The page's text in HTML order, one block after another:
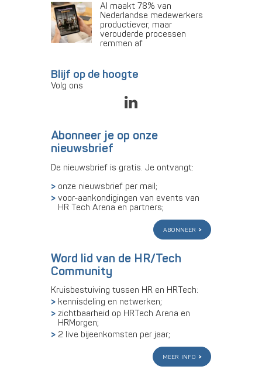
AI maakt 78% van
Nederlandse medewerkers
productiever, maar
verouderde processen
remmen af
Blijf op de hoogte
Volg ons
Abonneer je op onze
nieuwsbrief
De nieuwsbrief is gratis. Je ontvangt:
onze nieuwsbrief per mail;
voor-aankondigingen van events van
HR Tech Arena en partners;
abonneer
Word lid van de HR/Tech
Community
Kruisbestuiving tussen HR en HRTech:
kennisdeling en netwerken;
zichtbaarheid op HRTech Arena en
HRMorgen;
2 live bijeenkomsten per jaar;
meer info